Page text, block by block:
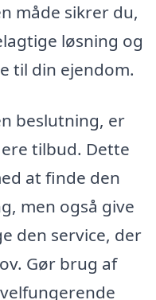
måde sikrer du,
løsning og
til din ejendom.
beslutning, er
tilbud. Dette
at finde den
men også give
den service, der
Gør brug af